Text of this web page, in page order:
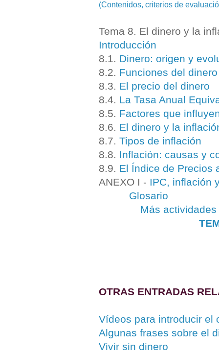
(Contenidos, criterios de
Tema 8. El dinero y la
Introducción
8.1. Dinero: origen y
8.2. Funciones del
8.3. El precio del dinero
8.4. La Tasa Anual
8.5. Factores que
8.6. El dinero y la
8.7. Tipos de inflación
8.8. Inflación: causas y
8.9. El Índice de Precios
ANEXO I - IPC, inflación
Glosario
Más
OTRAS ENTRADAS
Vídeos para introducir el
Algunas frases sobre el
Vivir sin dinero